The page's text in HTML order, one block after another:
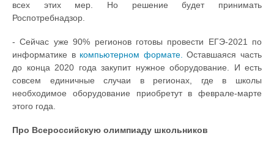
всех этих мер. Но решение будет принимать
Роспотребнадзор.
- Сейчас уже 90% регионов готовы провести ЕГЭ-2021 по
информатике в компьютерном формате.
Оставшаяся часть
до конца 2020 года закупит нужное оборудование. И есть
совсем единичные случаи в регионах, где в школы
необходимое оборудование приобретут в феврале-марте
этого года.
Про Всероссийскую олимпиаду школьников